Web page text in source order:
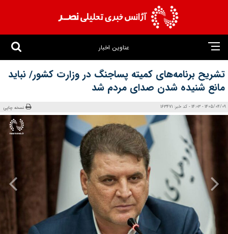
عناوین اخبار
تشریح برنامه‌های کمیته پساجنگ در وزارت کشور/ نباید
مانع شنیده شدن صدای مردم شد
1405/04/09 - 14:03 - کد خبر: 163471 نسخه چاپی